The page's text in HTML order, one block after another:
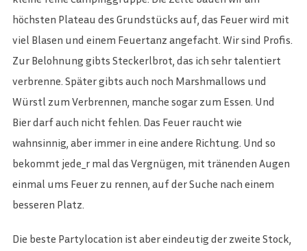
höchsten Plateau des Grundstücks auf, das Feuer wird mit
viel Blasen und einem Feuertanz angefacht. Wir sind Profis.
Zur Belohnung gibts Steckerlbrot, das ich sehr talentiert
verbrenne. Später gibts auch noch Marshmallows und
Würstl zum Verbrennen, manche sogar zum Essen. Und
Bier darf auch nicht fehlen. Das Feuer raucht wie
wahnsinnig, aber immer in eine andere Richtung. Und so
bekommt jede_r mal das Vergnügen, mit tränenden Augen
einmal ums Feuer zu rennen, auf der Suche nach einem
besseren Platz.
Die beste Partylocation ist aber eindeutig der zweite Stock,